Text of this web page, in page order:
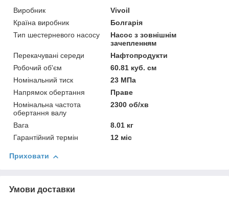
Виробник
Vivoil
Країна виробник
Болгарія
Тип шестерневого насосу
Насос з зовнішнім
зачепленням
Перекачувані середи
Нафтопродукти
Робочий об'єм
60.81 куб. см
Номінальний тиск
23 МПа
Напрямок обертання
Праве
Номінальна частота
обертання валу
2300 об/хв
Вага
8.01 кг
Гарантійний термін
12 міс
Приховати
Умови доставки